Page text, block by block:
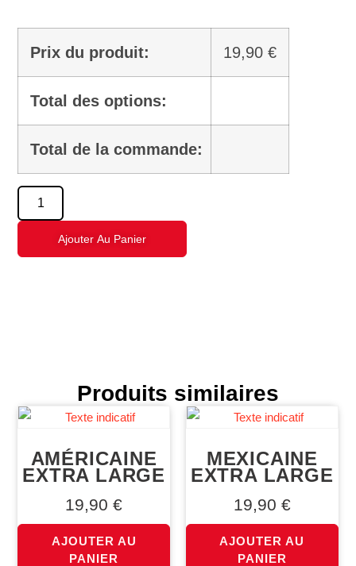
Prix du produit: 19,90€
Total des options:
Total de la commande:
Ajouter Au Panier
Produits similaires
AMÉRICAINE
EXTRA LARGE
19,90€
AJOUTER AU
PANIER
MEXICAINE
EXTRA LARGE
19,90 €
AJOUTER AU
PANIER